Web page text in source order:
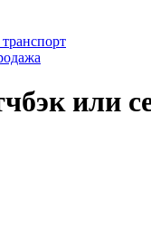
или